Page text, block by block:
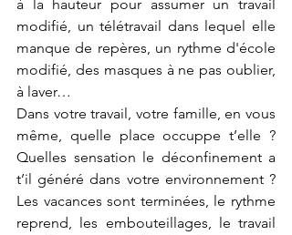
à la hauteur pour assumer un travail
modifié, un télétravail dans lequel elle
manque de repères, un rythme d'école
modifié, des masques à ne pas oublier,
à laver…
Dans votre travail, votre famille, en vous
même, quelle place occuppe t’elle ?
Quelles sensation le déconfinement a
t’il généré dans votre environnement ?
Les vacances sont terminées, le rythme
reprend, les embouteillages, le travail